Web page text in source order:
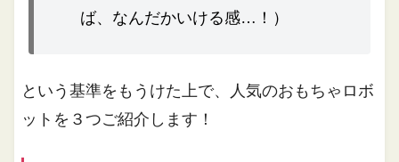
ば、なんだかいける感…！）
という基準をもうけた上で、人気のおもちゃロボ
ットを３つご紹介します！